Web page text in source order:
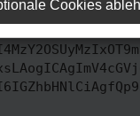
Cookies